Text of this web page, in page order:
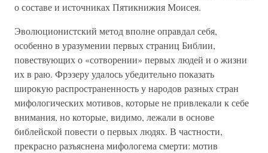
о составе и источниках Пятикнижия Моисея.
Эволюционистский метод вполне оправдал себя,
особенно в уразумении первых страниц Библии,
повествующих о «сотворении» первых людей и о жизни
их в раю. Фрэзеру удалось убедительно показать
широкую распространенность у народов разных стран
мифологических мотивов, которые не привлекали к себе
внимания, но которые, видимо, лежали в основе
библейской повести о первых людях. В частности,
прекрасно разъяснена мифологема смерти: мотив